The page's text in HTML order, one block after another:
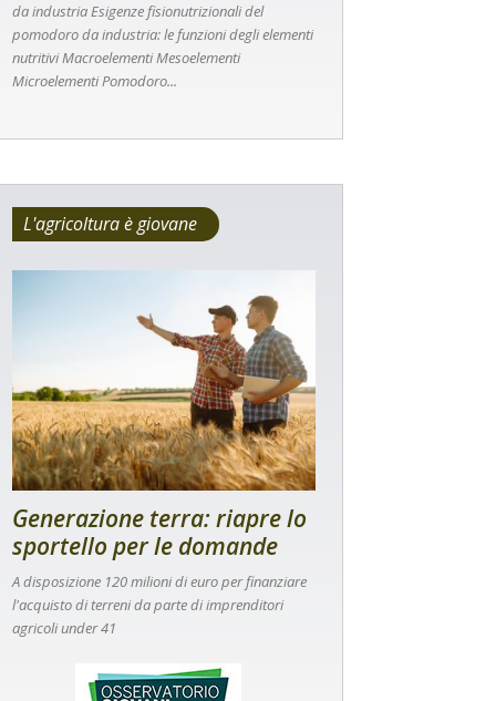
da industria Esigenze fisionutrizionali del
pomodoro da industria: le funzioni degli elementi
nutritivi Macroelementi Mesoelementi
Microelementi Pomodoro...
L'agricoltura è giovane
Generazione terra: riapre lo
sportello per le domande
A disposizione 120 milioni di euro per finanziare
l'acquisto di terreni da parte di imprenditori
agricoli under 41